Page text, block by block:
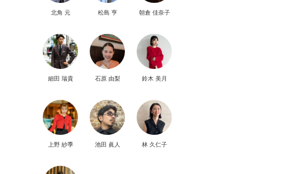
北角 元 松島 亨 朝倉 佳奈子
細田 瑞貴 石原 由梨 鈴木 美月
上野 紗季 池田 眞人 林 久仁子